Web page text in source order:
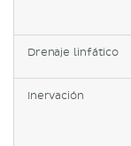
Drenaje linfático
Inervación